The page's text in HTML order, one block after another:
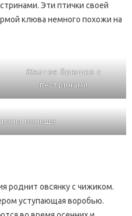
Эти птички своей
клюва немного похожи на
Желтое брюшко с
пестринами
меньше
роднит овсянку с чижиком.
уступающая воробью.